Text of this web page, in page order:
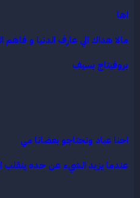
اها
مالا هداك الي عارف الدنيا و فاهم
بروفيتاج بسيف
احنا عباد ونحتاجو بعضانا مي
عندما يزيد الشيء عن حده ينقلب